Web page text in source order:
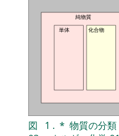
純物質
単体
化合物
図 1 . * 物質の分類